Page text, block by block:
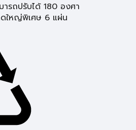
ารถปรับได้ 180 องศา
ใหญ่พิเศษ 6 แผ่น